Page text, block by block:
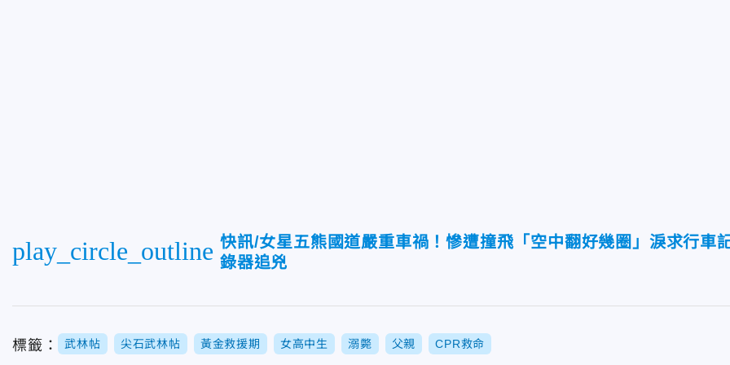
play_circle_outline 快訊/女星五熊國道嚴重車禍！慘遭撞飛「空中翻好幾圈」淚求行車
錄器追兇
標籤： 武林帖 尖石武林帖 黃金救援期 女高中生 溺斃 父親 CPR救命